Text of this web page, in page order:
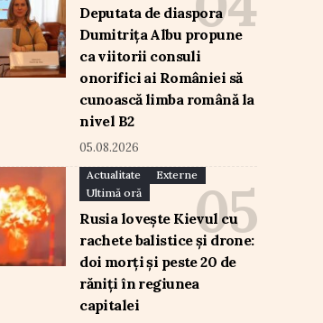
Deputata de diaspora
Dumitrița Albu propune
ca viitorii consuli
onorifici ai României să
cunoască limba română la
nivel B2
05.08.2026
Actualitate
Externe
Ultimă oră
Rusia lovește Kievul cu
rachete balistice și drone:
doi morți și peste 20 de
răniți în regiunea
capitalei